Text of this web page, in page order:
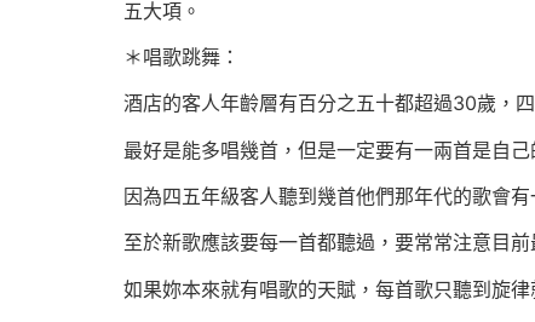
五大項。
＊唱歌跳舞：
酒店的客人年齡層有百分之五十都超過30歲，
最好是能多唱幾首，但是一定要有一兩首是自己
因為四五年級客人聽到幾首他們那年代的歌會
至於新歌應該要每一首都聽過，要常常注意目
如果妳本來就有唱歌的天賦，每首歌只聽到旋